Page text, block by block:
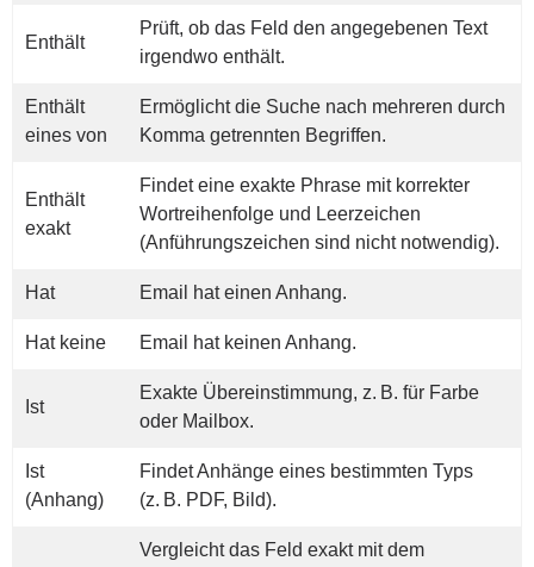
Enthält
Prüft, ob das Feld den angegebenen Text
irgendwo enthält.
Enthält
eines von
Ermöglicht die Suche nach mehreren durch
Komma getrennten Begriffen.
Enthält
exakt
Findet eine exakte Phrase mit korrekter
Wortreihenfolge und Leerzeichen
(Anführungszeichen sind nicht notwendig).
Hat Email hat einen Anhang.
Hat keine Email hat keinen Anhang.
Ist
Exakte Übereinstimmung, z. B. für Farbe
oder Mailbox.
Ist
(Anhang)
Findet Anhänge eines bestimmten Typs
(z. B. PDF, Bild).
Vergleicht das Feld exakt mit dem